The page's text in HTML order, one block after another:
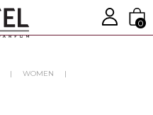
0
WOMEN